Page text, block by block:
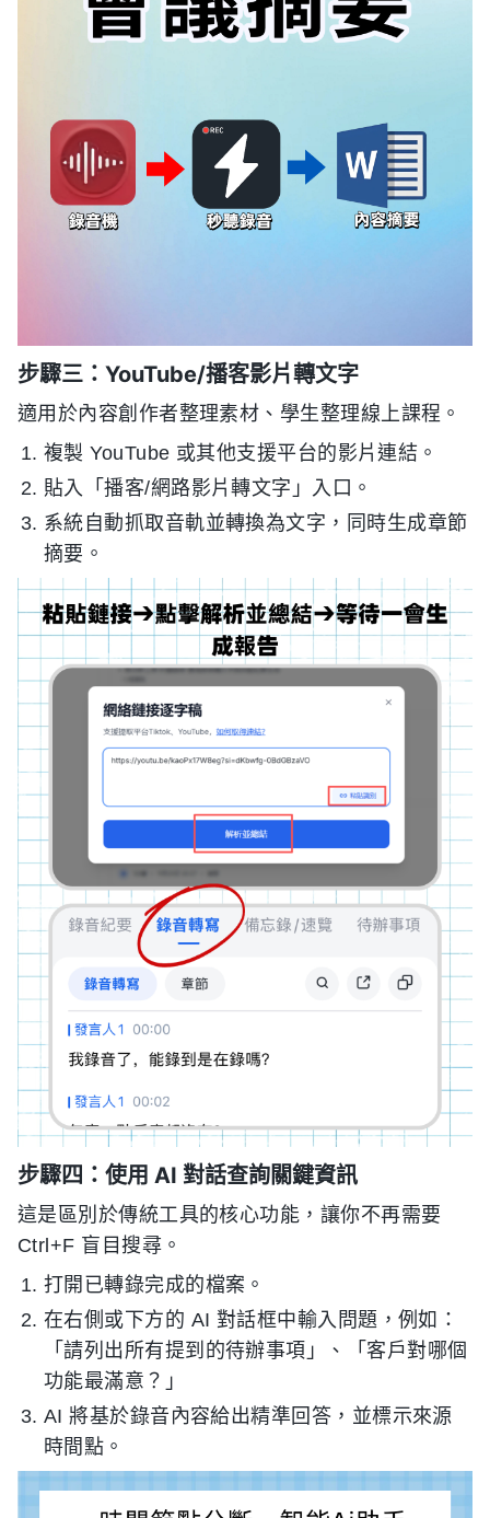
步驟三：YouTube/播客影片轉文字
適用於內容創作者整理素材、學生整理線上課程。
複製 YouTube 或其他支援平台的影片連結。
貼入「播客/網路影片轉文字」入口。
系統自動抓取音軌並轉換為文字，同時生成章節
摘要。
步驟四：使用 AI 對話查詢關鍵資訊
這是區別於傳統工具的核心功能，讓你不再需要
Ctrl+F 盲目搜尋。
打開已轉錄完成的檔案。
在右側或下方的 AI 對話框中輸入問題，例如：
「請列出所有提到的待辦事項」、「客戶對哪個
功能最滿意？」
AI 將基於錄音內容給出精準回答，並標示來源
時間點。